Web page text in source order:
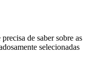
de saber sobre as
selecionadas